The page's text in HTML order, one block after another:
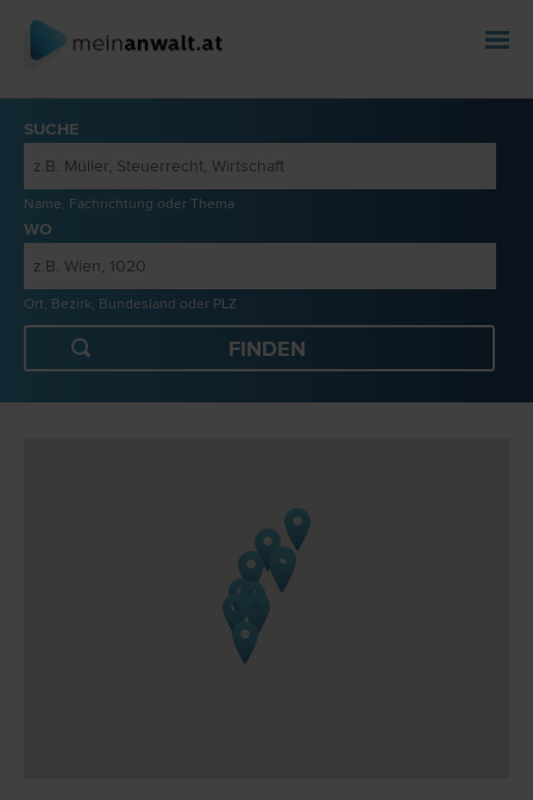
SUCHE
Name, Fachrichtung oder Thema
WO
Ort, Bezirk, Bundesland oder PLZ